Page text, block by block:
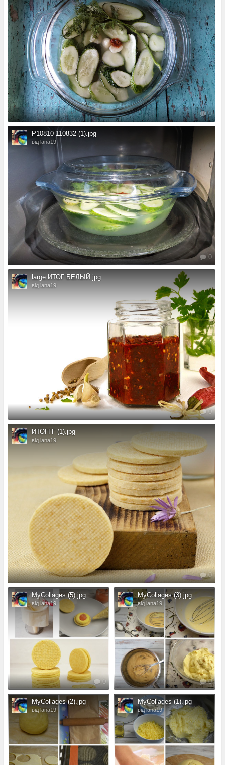
0
P10810-110832 (1).jpg
від lana19
0
large.ИТОГ БЕЛЫЙ.jpg
від lana19
0
ИТОГГГ (1).jpg
від lana19
0
MyCollages (5).jpg
від lana19
0
MyCollages (3).jpg
від lana19
0
MyCollages (2).jpg
від lana19
MyCollages (1).jpg
від lana19